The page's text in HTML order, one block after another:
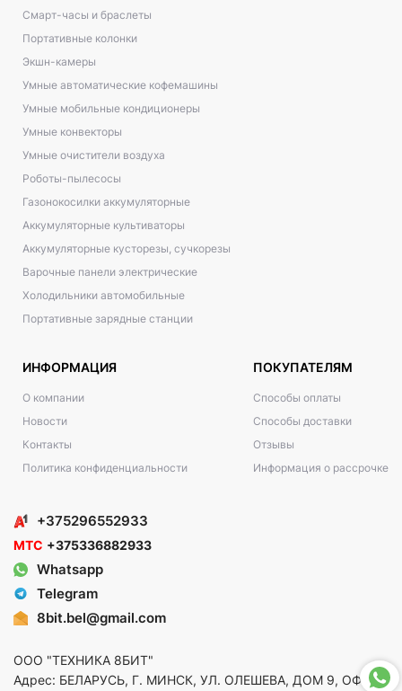
Смарт-часы и браслеты
Портативные колонки
Экшн-камеры
Умные автоматические кофемашины
Умные мобильные кондиционеры
Умные конвекторы
Умные очистители воздуха
Роботы-пылесосы
Газонокосилки аккумуляторные
Аккумуляторные культиваторы
Аккумуляторные кусторезы, сучкорезы
Варочные панели электрические
Холодильники автомобильные
Портативные зарядные станции
ИНФОРМАЦИЯ
О компании
Новости
Контакты
Политика конфиденциальности
ПОКУПАТЕЛЯМ
Способы оплаты
Способы доставки
Отзывы
Информация о рассрочке
+375296552933
МТС +375336882933
Whatsapp
Telegram
8bit.bel@gmail.com
ООО "ТЕХНИКА 8БИТ"
Адрес: БЕЛАРУСЬ, Г. МИНСК, УЛ. ОЛЕШЕВА, ДОМ 9, ОФ. 5,